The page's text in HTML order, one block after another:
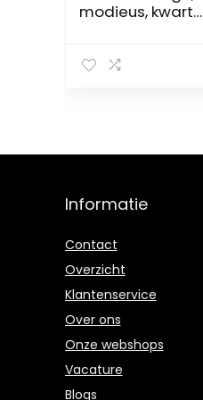
modieus, kwarts,
dames, roestvrij
Informatie
Contact
Overzicht
Klantenservice
Over ons
Onze webshops
Vacature
Blogs